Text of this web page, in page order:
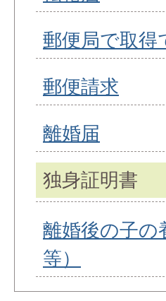
郵便局で取得
郵便請求
離婚届
独身証明書
離婚後の子の
等）